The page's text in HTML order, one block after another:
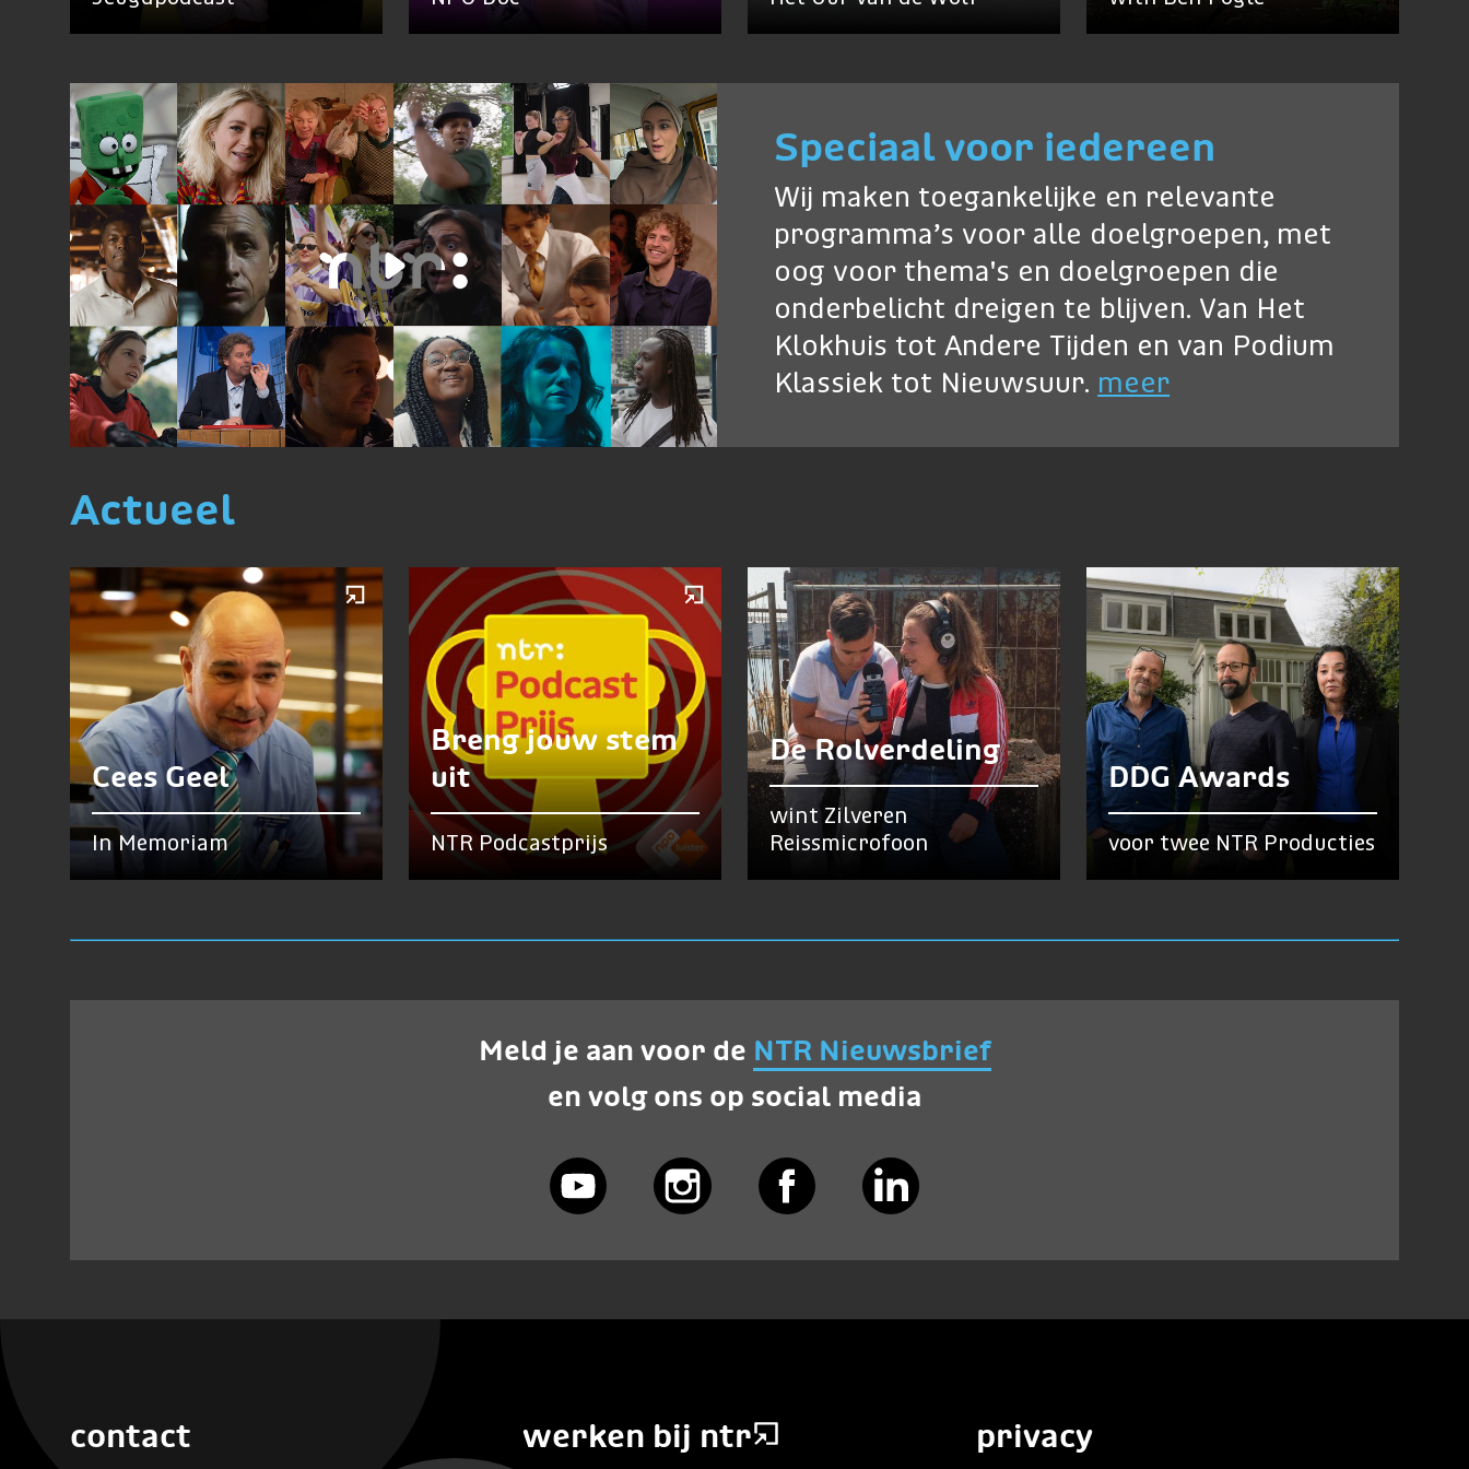
Speciaal voor iedereen
Wij maken toegankelijke en relevante
programma’s voor alle doelgroepen, met
oog voor thema's en doelgroepen die
onderbelicht dreigen te blijven. Van Het
Klokhuis tot Andere Tijden en van Podium
Klassiek tot Nieuwsuur. meer
Actueel
Cees Geel
In Memoriam
Breng jouw stem
uit
NTR Podcastprijs
De Rolverdeling
wint Zilveren
Reissmicrofoon
DDG Awards
voor twee NTR Producties
Meld je aan voor de NTR Nieuwsbrief
en volg ons op social media
contact
werken bij ntr
privacy